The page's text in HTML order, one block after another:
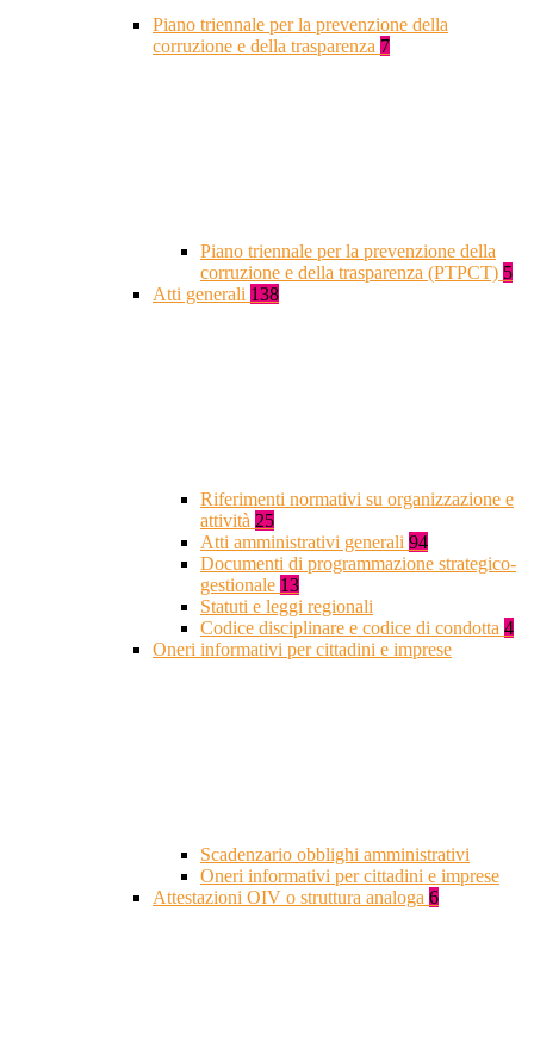
Piano triennale per la prevenzione della
corruzione e della trasparenza 7
Piano triennale per la prevenzione della
corruzione e della trasparenza (PTPCT) 5
Atti generali 138
Riferimenti normativi su organizzazione e
attività 25
Atti amministrativi generali 94
Documenti di programmazione strategico-
gestionale 13
Statuti e leggi regionali
Codice disciplinare e codice di condotta 4
Oneri informativi per cittadini e imprese
Scadenzario obblighi amministrativi
Oneri informativi per cittadini e imprese
Attestazioni OIV o struttura analoga 6